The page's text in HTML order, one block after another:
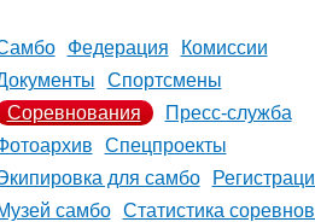
Федерация
Комиссии
Спортсмены
Соревнования
Пресс-служба
Спецпроекты
для самбо
самбо
Статистика